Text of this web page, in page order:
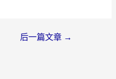
后一篇文章 →